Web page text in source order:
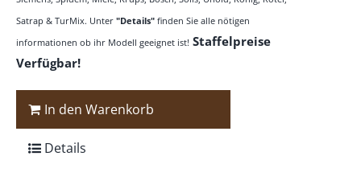
Satrap & TurMix. Unter "Details" finden Sie alle nötigen
informationen ob ihr Modell geeignet ist! Staffelpreise
Verfügbar!
In den Warenkorb
Details